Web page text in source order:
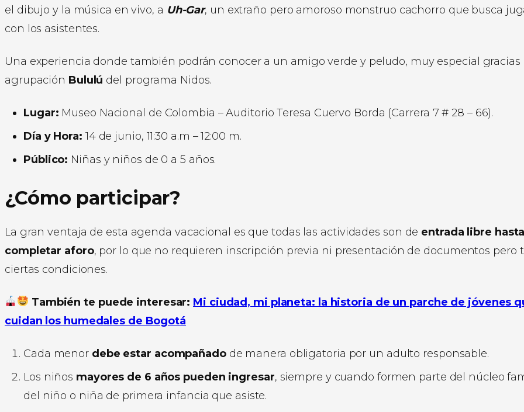
el dibujo y la música en vivo, a Uh-Gar, un extraño pero amoroso monstruo cachorro que busca
con los asistentes.
Una experiencia donde también podrán conocer a un amigo verde y peludo, muy especial gracias
agrupación Bululú del programa Nidos.
Lugar: Museo Nacional de Colombia – Auditorio Teresa Cuervo Borda (Carrera 7 # 28 – 66).
Día y Hora: 14 de junio, 11:30 a.m – 12:00 m.
Público: Niñas y niños de 0 a 5 años.
¿Cómo participar?
La gran ventaja de esta agenda vacacional es que todas las actividades son de entrada libre hasta
completar aforo, por lo que no requieren inscripción previa ni presentación de documentos pero
ciertas condiciones.
También te puede interesar: Mi ciudad, mi planeta: la historia de un parche de jóvenes
cuidan los humedales de Bogotá
Cada menor debe estar acompañado de manera obligatoria por un adulto responsable.
Los niños mayores de 6 años pueden ingresar, siempre y cuando formen parte del núcleo
del niño o niña de primera infancia que asiste.